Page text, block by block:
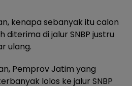
kenapa sebanyak itu calon
diterima di jalur SNBP justru
ulang.
Pemprov Jatim yang
lolos ke jalur SNBP